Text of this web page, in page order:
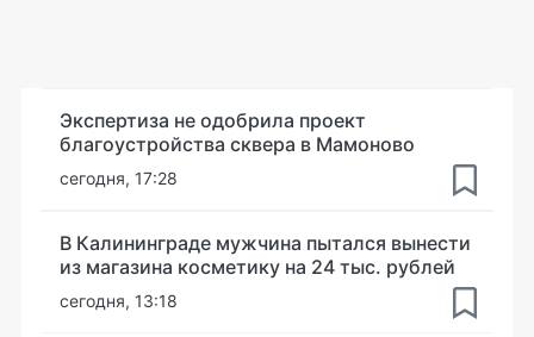
Экспертиза не одобрила проект
благоустройства сквера в Мамоново
сегодня, 17:28
В Калининграде мужчина пытался вынести
из магазина косметику на 24 тыс. рублей
сегодня, 13:18